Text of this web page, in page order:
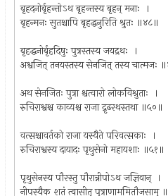
बृहदनोर्बृहन्तोऽथ बृहन्तस्य बृहन् मनाः ।
बृहन्मनः सुतश्चापि बृहद्धनुरिति श्रुतः ॥४८॥
बृहद्धनोर्बृहदिषुः पुत्रस्तस्य जयद्रथः ।
अश्वजित् तनयस्तस्य सेनजित् तस्य चात्मजः
अथ सेनजितः पुत्रा श्चत्वारो लोकविश्रुताः ।
रुचिराश्वश्च काव्यश्च राजा द्रृढरथस्तथा ॥५०॥
वत्सश्चावर्तको राजा यस्यैते परिवत्सकाः ।
रुचिराश्वस्य दायादः पृथुसेनो महायशाः ॥५१॥
पृथुसेनस्य पौरस्तु पौरान्नीपोऽथ जज्ञिवान् ।
नीपस्यैक शतं त्वासीत् पुत्राणाममितौजसाम्